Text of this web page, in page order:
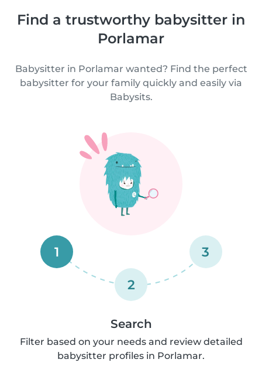
Find a trustworthy babysitter in
Porlamar
Babysitter in Porlamar wanted? Find the perfect
babysitter for your family quickly and easily via
Babysits.
1
2
3
Search
Filter based on your needs and review detailed
babysitter profiles in Porlamar.